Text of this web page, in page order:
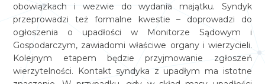
obowiązkach i wezwie do wydania majątku. Syndyk
przeprowadzi też formalne kwestie – doprowadzi do
ogłoszenia o upadłości w Monitorze Sądowym i
Gospodarczym, zawiadomi właściwe organy i wierzycieli.
Kolejnym etapem będzie przyjmowanie zgłoszeń
wierzytelności. Kontakt syndyka z upadłym ma istotne